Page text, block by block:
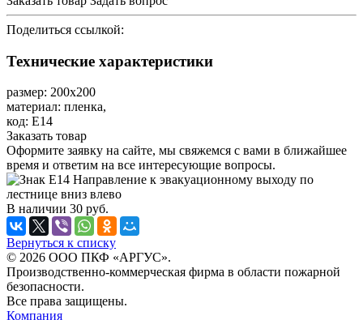
Поделиться ссылкой:
Технические характеристики
размер: 200х200
материал: пленка,
код: Е14
Заказать товар
Оформите заявку на сайте, мы свяжемся с вами в ближайшее
время и ответим на все интересующие вопросы.
В наличии 30 руб.
Вернуться к списку
© 2026 ООО ПКФ «АРГУС».
Производственно-коммерческая фирма в области пожарной
безопасности.
Все права защищены.
Компания